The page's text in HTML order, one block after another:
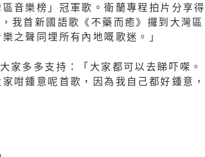
音樂榜」冠軍歌。衛蘭專程拍片分享得
我首新國語歌《不藥而癒》攞到大灣區
之聲同埋所有內地嘅歌迷。」
家多多支持：「大家都可以去睇吓㗎。
咁鍾意呢首歌，因為我自己都好鍾意，